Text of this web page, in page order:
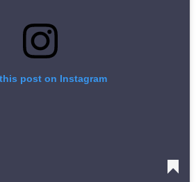
post on Instagram